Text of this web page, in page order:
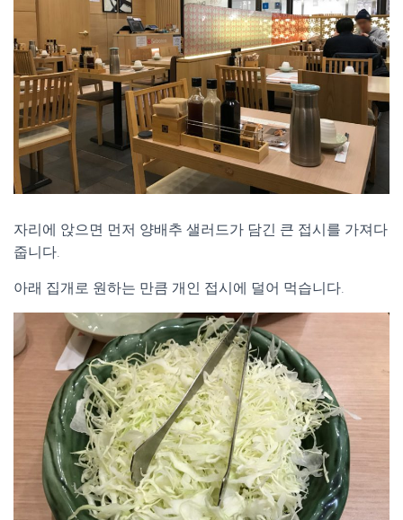
자리에 앉으면 먼저 양배추 샐러드가 담긴 큰 접시를 가져다
줍니다.
아래 집개로 원하는 만큼 개인 접시에 덜어 먹습니다.